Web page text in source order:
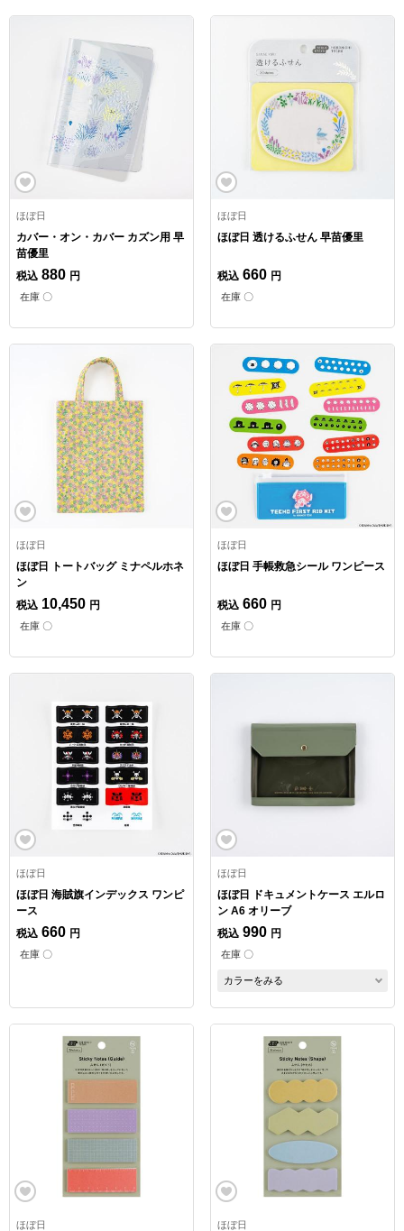
ほぼ日
カバー・オン・カバー カズン用 早
苗優里
税込 880 円
在庫 〇
ほぼ日
ほぼ日 透けるふせん 早苗優里
税込 660 円
在庫 〇
ほぼ日
ほぼ日 トートバッグ ミナペルホネ
ン
税込 10,450 円
在庫 〇
ほぼ日
ほぼ日 手帳救急シール ワンピース
税込 660 円
在庫 〇
ほぼ日
ほぼ日 海賊旗インデックス ワンピ
ース
税込 660 円
在庫 〇
ほぼ日
ほぼ日 ドキュメントケース エルロ
ン A6 オリーブ
税込 990 円
在庫 〇
カラーをみる
ほぼ日 ほぼ日